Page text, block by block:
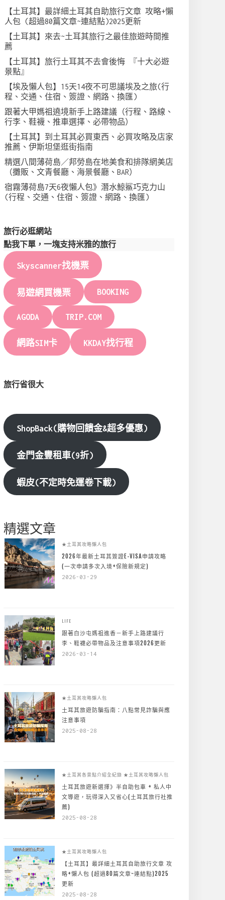
【土耳其】最詳細土耳其自助旅行文章 攻略+懶
人包 (超過80篇文章~連結點)2025更新
【土耳其】來去~土耳其旅行之最佳旅遊時間推
薦
【土耳其】旅行土耳其不去會後悔 『十大必遊
景點』
【埃及懶人包】15天14夜不可思議埃及之旅(行
程、交通、住宿、簽證、網路、換匯)
跟著大甲媽祖遶境新手上路建議（行程、路線、
行李、鞋襪、推車選擇、必帶物品）
【土耳其】到土耳其必買東西、必買攻略及店家
推薦、伊斯坦堡逛街指南
精選八間薄荷島／邦勞島在地美食和排隊網美店
（攤販、文青餐廳、海景餐廳、BAR）
宿霧薄荷島7天6夜懶人包》潛水鯨鯊巧克力山
(行程、交通、住宿、簽證、網路、換匯)
旅行必逛網站
點我下單，一塊支持米雅的旅行
Skyscanner找機票
易遊網買機票 BOOKING
AGODA TRIP.COM
網路SIM卡 KKDAY找行程
旅行省很大
ShopBack(購物回饋金&超多優惠)
金門金豐租車(9折)
蝦皮(不定時免運卷下載)
精選文章
★土耳其攻略懶人包
2026年最新土耳其簽證E-VISA申請攻略
(一次申請多次入境+保險新規定)
2026-03-29
LIFE
跟著白沙屯媽祖進香－新手上路建議行
李、鞋襪必帶物品及注意事項2026更新
2026-03-14
★土耳其攻略懶人包
土耳其旅遊防騙指南：八點常見詐騙與應
注意事項
2025-08-28
★土耳其各景點介紹全紀錄 ★土耳其攻略懶人包
土耳其旅遊新選擇》半自助包車 + 私人中
文導遊，玩得深入又省心(土耳其旅行社推
薦)
2025-08-28
★土耳其攻略懶人包
【土耳其】最詳細土耳其自助旅行文章 攻
略+懶人包 (超過80篇文章~連結點)2025
更新
2025-08-28